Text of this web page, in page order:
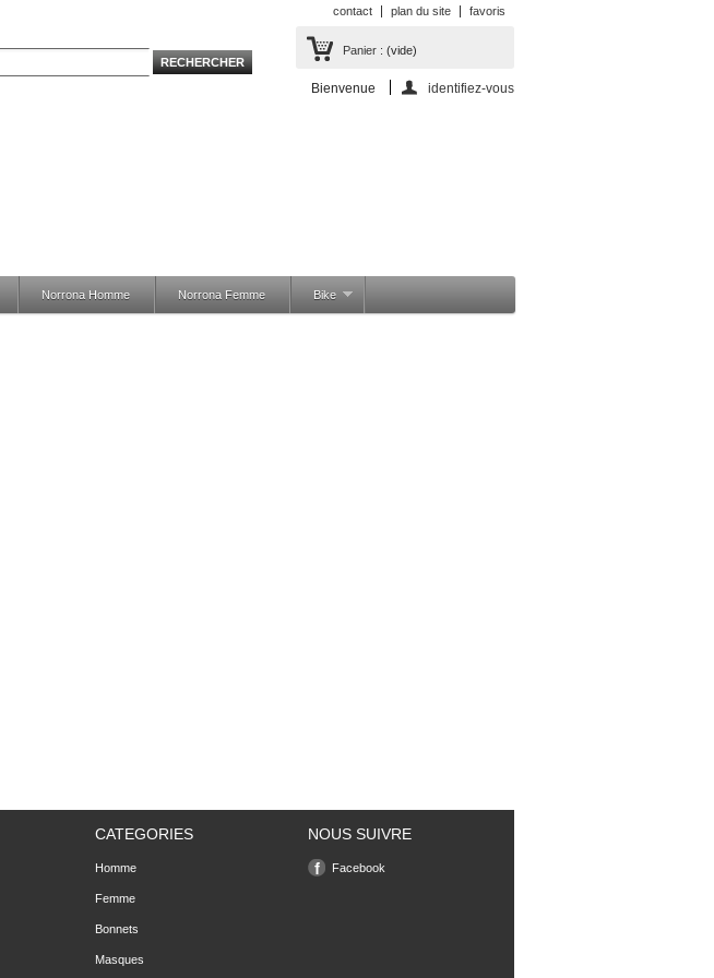
contact plan du site favoris
Panier : (vide)
Bienvenue identifiez-vous
Norrona Homme Norrona Femme Bike
CATEGORIES
Homme
Femme
Bonnets
Masques
NOUS SUIVRE
Facebook